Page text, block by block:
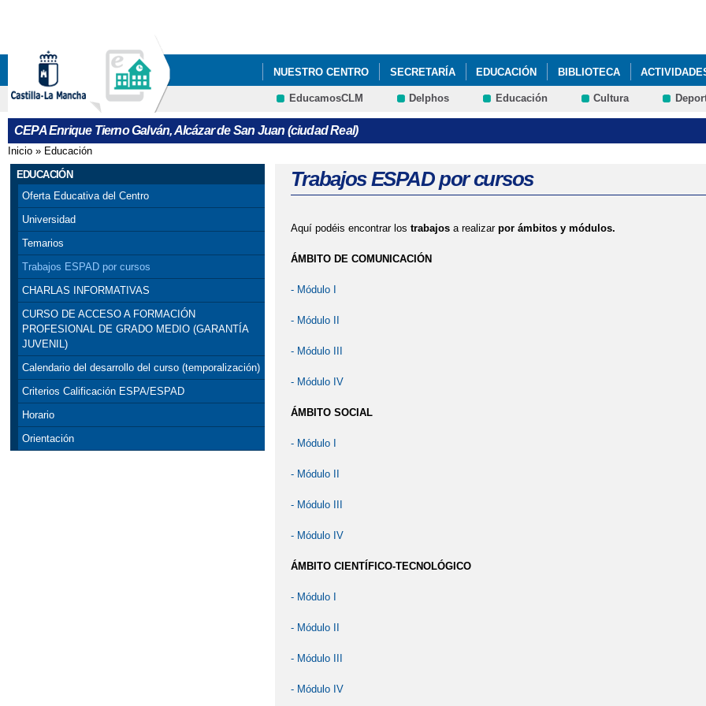
NUESTRO CENTRO SECRETARÍA EDUCACIÓN BIBLIOTECA
CURSO DE ACCESO A FORMACIÓN PROFESIONAL DE GRADO MEDIO
EducamosCLM Delphos Educación Cultura
CEPA Enrique Tierno Galván, Alcázar de San Juan (ciudad Real)
Se encuentra usted aquí
Inicio » Educación
EDUCACIÓN
Oferta Educativa del Centro
Universidad
Temarios
Trabajos ESPAD por cursos
CHARLAS INFORMATIVAS
CURSO DE ACCESO A FORMACIÓN
PROFESIONAL DE GRADO MEDIO (GARANTÍA
JUVENIL)
Calendario del desarrollo del curso (temporalización)
Criterios Calificación ESPA/ESPAD
Horario
Orientación
Trabajos ESPAD por cursos
Aquí podéis encontrar los trabajosa realizar por ámbitos y módulos.
ÁMBITO DE COMUNICACIÓN
- Módulo I
- Módulo II
- Módulo III
- Módulo IV
ÁMBITO SOCIAL
- Módulo I
- Módulo II
- Módulo III
- Módulo IV
ÁMBITO CIENTÍFICO-TECNOLÓGICO
- Módulo I
- Módulo II
- Módulo III
- Módulo IV